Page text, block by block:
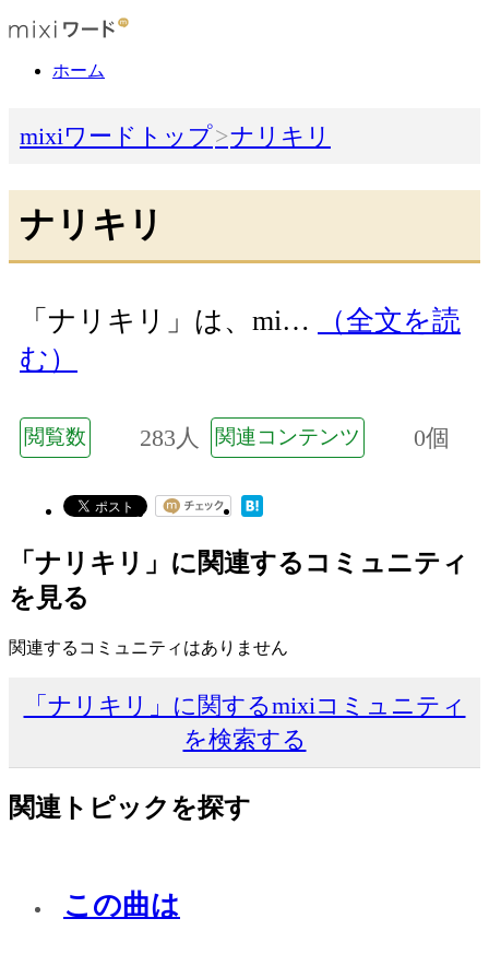
ホーム
mixiワードトップ ナリキリ
ナリキリ
「ナリキリ」は、mi…
（全文を読
む）
閲覧数 283人 関連コンテンツ 0個
「ナリキリ」に関連するコミュニティ
を見る
関連するコミュニティはありません
「ナリキリ」に関するmixiコミュニティ
を検索する
関連トピックを探す
この曲は